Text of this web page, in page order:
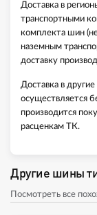
Доставка в
транспортными
комплекта шин
наземным
доставку
Доставка в
осуществляется
производится
расценкам ТК.
Другие шины
Посмотреть все